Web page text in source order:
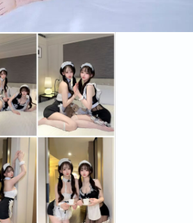
务_100块钱上门4小时特殊什么_百便
当地小妹_百度百科
州益农广纳贤才，来了就是益农人
益农饲料水产料单月破万吨！
架之旅
召开2013年度生产部表彰大会